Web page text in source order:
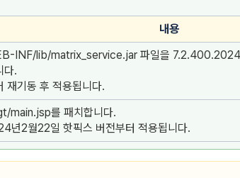
내용
INF/lib/matrix_service.jar 파일을
다.
재기동 후 적용됩니다.
main.jsp를 패치합니다.
년2월22일 핫픽스 버전부터 적용됩니다.